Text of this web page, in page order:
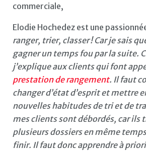
commerciale,
Elodie Hochedez est une
ranger, trier, classer ! Car je sais
gagner un temps fou par la suite.
j’explique aux clients qui font
prestation de rangement. Il faut
changer d’état d’esprit et mettre
nouvelles habitudes de tri et de
mes clients sont débordés, car ils
plusieurs dossiers en même
finir. Il faut donc apprendre à